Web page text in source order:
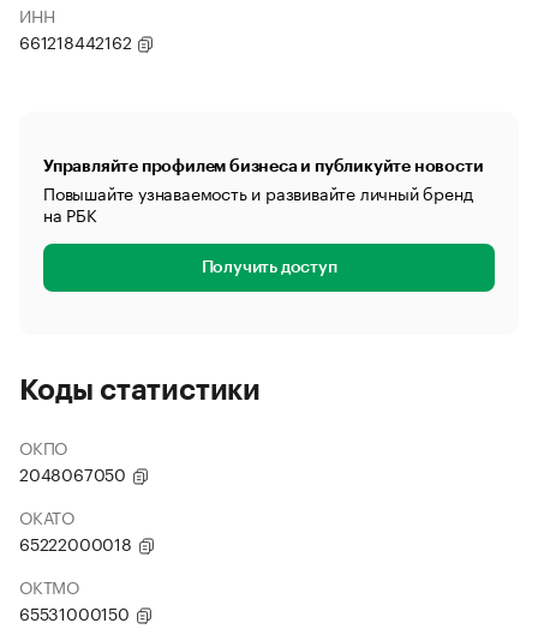
ИНН
661218442162
Управляйте профилем бизнеса и публикуйте новости
Повышайте узнаваемость и развивайте личный бренд
на РБК
Получить доступ
Коды статистики
ОКПО
2048067050
ОКАТО
65222000018
ОКТМО
65531000150